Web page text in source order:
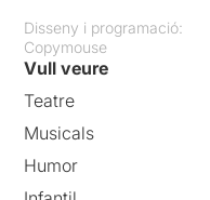
Disseny i programació:
Copymouse
Vull veure
Teatre
Musicals
Humor